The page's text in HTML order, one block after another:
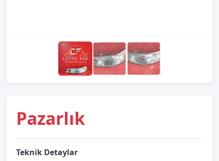
Pazarlık
Teknik Detaylar